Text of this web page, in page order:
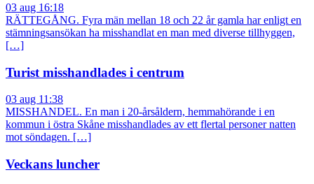
03 aug 16:18
RÄTTEGÅNG. Fyra män mellan 18 och 22 år gamla har enligt en
stämningsansökan ha misshandlat en man med diverse tillhyggen,
[…]
Turist misshandlades i centrum
03 aug 11:38
MISSHANDEL. En man i 20-årsåldern, hemmahörande i en
kommun i östra Skåne misshandlades av ett flertal personer natten
mot söndagen. […]
Veckans luncher